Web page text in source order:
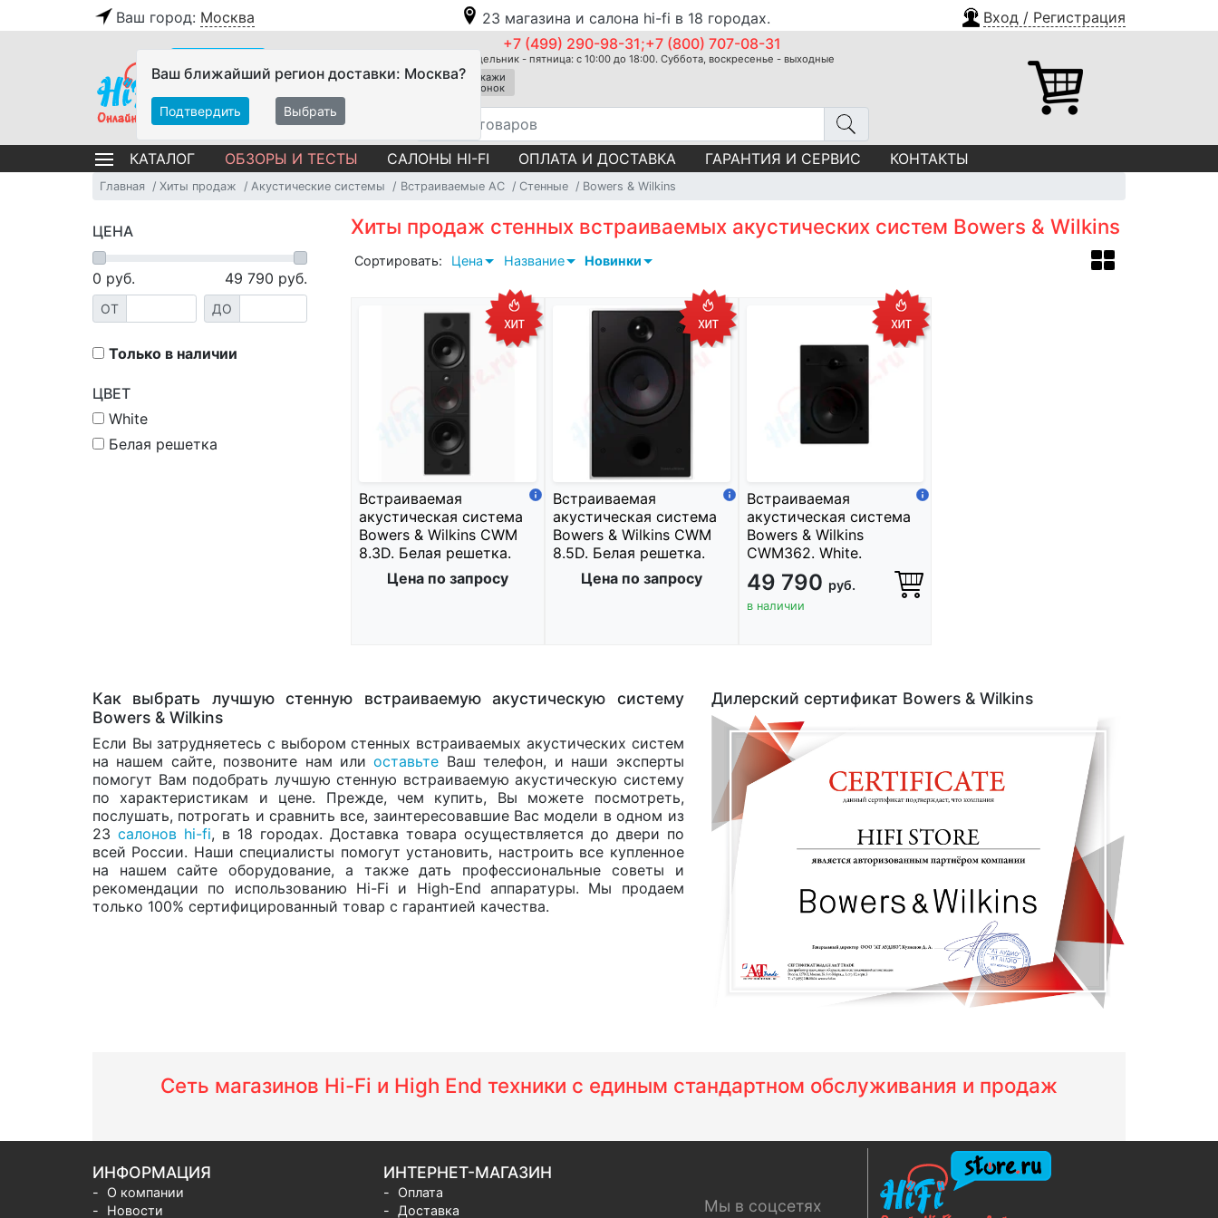
Ваш город: Москва 23 магазина и салона hi-fi в 18 городах. Вход / Регистрация
Ваш ближайший регион доставки: Москва?
Подтвердить Выбрать
+7 (499) 290-98-31;+7 (800) 707-08-31
Понедельник - пятница: с 10:00 до 18:00. Суббота, воскресенье - выходные
Закажи
звонок
КАТАЛОГ ОБЗОРЫ И ТЕСТЫ САЛОНЫ HI-FI ОПЛАТА И ДОСТАВКА ГАРАНТИЯ И СЕРВИС КОНТАКТЫ
Главная Хиты продаж Акустические системы Встраиваемые АС Стенные Bowers & Wilkins
Хиты продаж стенных встраиваемых акустических систем Bowers & Wilkins
Сортировать: Цена Название Новинки
Встраиваемая
акустическая система
Bowers & Wilkins CWM
8.3D. Белая решетка.
Цена по запросу
Встраиваемая
акустическая система
Bowers & Wilkins CWM
8.5D. Белая решетка.
Цена по запросу
Встраиваемая
акустическая система
Bowers & Wilkins
CWM362. White.
49 790 руб.
в наличии
ЦЕНА
0 руб. 49 790 руб.
ОТ ДО
Только в наличии
ЦВЕТ
White
Белая решетка
Как выбрать лучшую стенную встраиваемую акустическую систему
Bowers & Wilkins
Если Вы затрудняетесь с выбором стенных встраиваемых акустических систем
на нашем сайте, позвоните нам илиоставьте Ваш телефон, и наши эксперты
помогут Вам подобрать лучшую стенную встраиваемую акустическую систему
по характеристикам и цене. Прежде, чем купить, Вы можете посмотреть,
послушать, потрогать и сравнить все, заинтересовавшие Вас модели в одном из
23 салонов hi-fi, в 18 городах. Доставка товара осуществляется до двери по
всей России. Наши специалисты помогут установить, настроить все купленное
на нашем сайте оборудование, а также дать профессиональные советы и
рекомендации по использованию Hi-Fi и High-End аппаратуры. Мы продаем
только 100% сертифицированный товар с гарантией качества.
Дилерский сертификат Bowers & Wilkins
Сеть магазинов Hi-Fi и High End техники с единым стандартном обслуживания и продаж
ИНФОРМАЦИЯ
О компании
Новости
ИНТЕРНЕТ-МАГАЗИН
Оплата
Доставка
Мы в соцсетях